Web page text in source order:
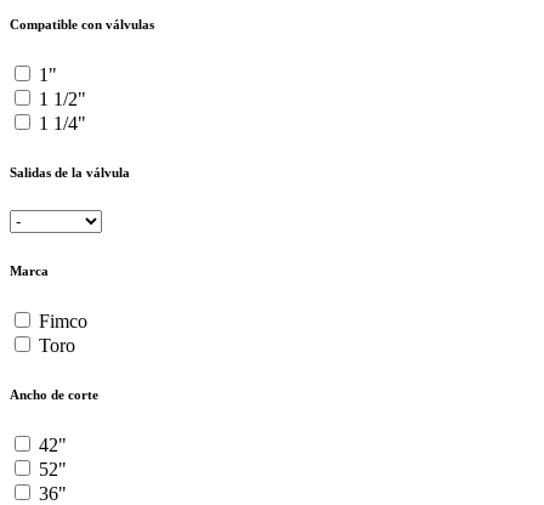
Compatible con válvulas
1"
1 1/2"
1 1/4"
Salidas de la válvula
Marca
Fimco
Toro
Ancho de corte
42"
52"
36"